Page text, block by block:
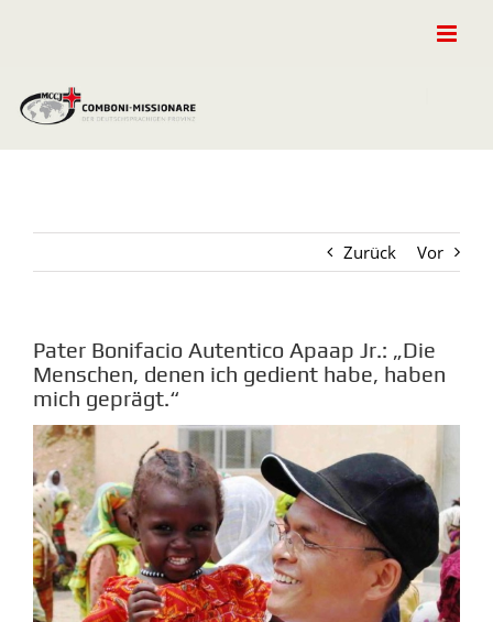
Zurück Vor
Pater Bonifacio Autentico Apaap Jr.: „Die
Menschen, denen ich gedient habe, haben
mich geprägt.“
Zeige
grösseres
Bild